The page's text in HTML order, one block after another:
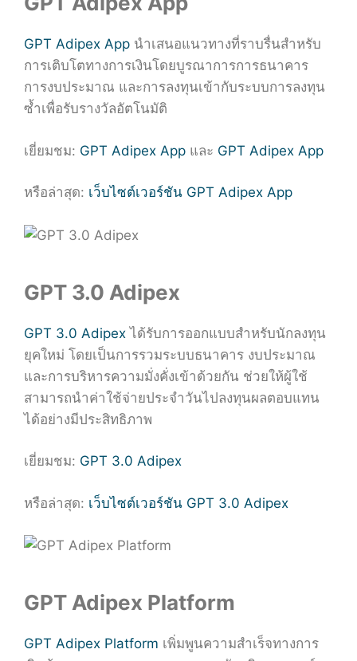
GPT Adipex App นำเสนอแนวทางที่ราบรื่นสำหรับ
การเติบโตทางการเงินโดยบูรณาการการธนาคาร
การงบประมาณ และการลงทุนเข้ากับระบบการลงทุน
ซ้ำเพื่อรับรางวัลอัตโนมัติ
เยี่ยมชม: GPT Adipex App และ GPT Adipex App
หรือล่าสุด: เว็บไซต์เวอร์ชัน GPT Adipex App
GPT 3.0 Adipex
GPT 3.0 Adipex ได้รับการออกแบบสำหรับนักลงทุน
ยุคใหม่ โดยเป็นการรวมระบบธนาคาร งบประมาณ
และการบริหารความมั่งคั่งเข้าด้วยกัน ช่วยให้ผู้ใช้
สามารถนำค่าใช้จ่ายประจำวันไปลงทุนผลตอบแทน
ได้อย่างมีประสิทธิภาพ
เยี่ยมชม: GPT 3.0 Adipex
หรือล่าสุด: เว็บไซต์เวอร์ชัน GPT 3.0 Adipex
GPT Adipex Platform
GPT Adipex Platform เพิ่มพูนความสำเร็จทางการ